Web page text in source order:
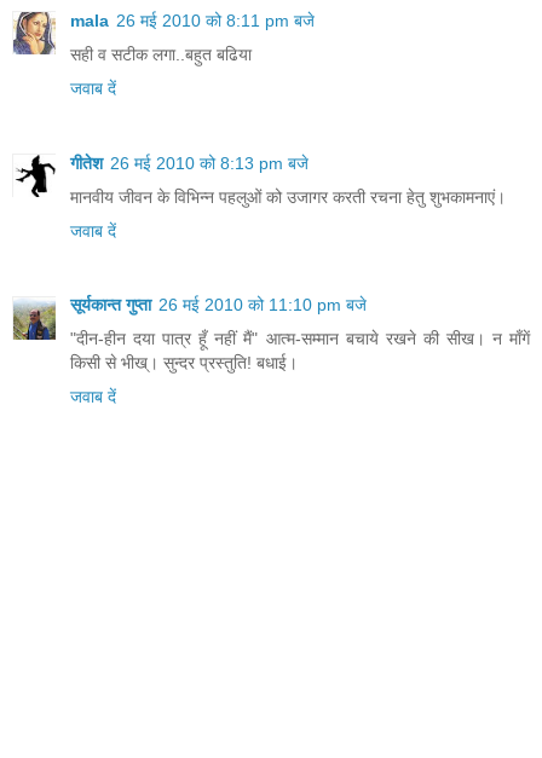
mala 26 मई 2010 को 8:11 pm बजे
सही व सटीक लगा..बहुत बढिया
जवाब दें
गीतेश 26 मई 2010 को 8:13 pm बजे
मानवीय जीवन के विभिन्न पहलुओं को उजागर करती रचना हेतु शुभकामनाएं।
जवाब दें
सूर्यकान्त गुप्ता 26 मई 2010 को 11:10 pm बजे
"दीन-हीन दया पात्र हूँ नहीं मैं" आत्म-सम्मान बचाये रखने की सीख। न माँगें
किसी से भीख्। सुन्दर प्रस्तुति! बधाई।
जवाब दें